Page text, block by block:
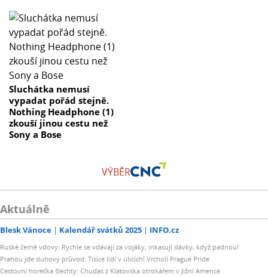
Sluchátka nemusí
vypadat pořád stejně.
Nothing Headphone (1)
zkouší jinou cestu než
Sony a Bose
VÝBĚR
Aktuálně
Blesk Vánoce Kalendář svátků 2025 INFO.cz
Ruské černé vdovy: Rychle se vdávají za vojáky, inkasují dávky, když padnou!
Prahou jde duhový průvod: Tisíce lidí v ulicích! Vrcholí Prague Pride
Cestovní horečka šlechty: Chuďas z Klatovska otrokářem v Jižní Americe